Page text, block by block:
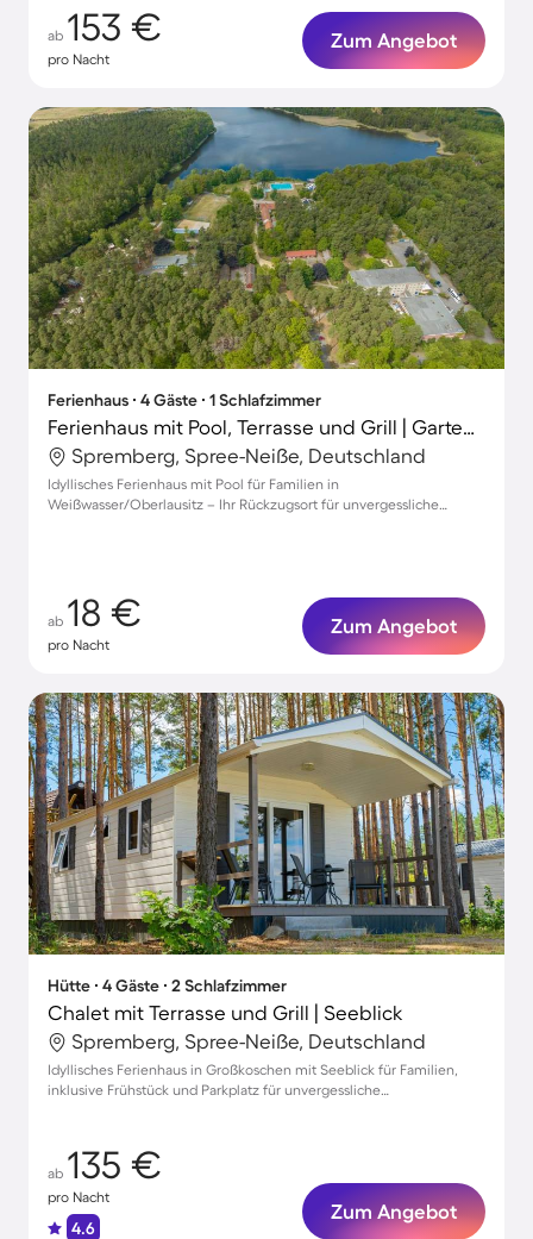
ab 153 €
pro Nacht
Zum Angebot
Ferienhaus ∙ 4 Gäste ∙ 1 Schlafzimmer
Ferienhaus mit Pool, Terrasse und Grill | Gartenblick
Spremberg, Spree-Neiße, Deutschland
Idyllisches Ferienhaus mit Pool für Familien in
Weißwasser/Oberlausitz – Ihr Rückzugsort für unvergessliche
ab 18 €
pro Nacht
Zum Angebot
Hütte ∙ 4 Gäste ∙ 2 Schlafzimmer
Chalet mit Terrasse und Grill | Seeblick
Spremberg, Spree-Neiße, Deutschland
Idyllisches Ferienhaus in Großkoschen mit Seeblick für Familien,
inklusive Frühstück und Parkplatz für unvergessliche
ab 135 €
pro Nacht
4.6
Zum Angebot